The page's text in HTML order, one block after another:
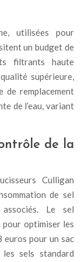
utilisées pour
un budget de
filtrants haute
supérieure,
de remplacement
de l’eau, variant
de la
Culligan
de sel
Le sel
pour optimiser les
pour un sac
sels standard